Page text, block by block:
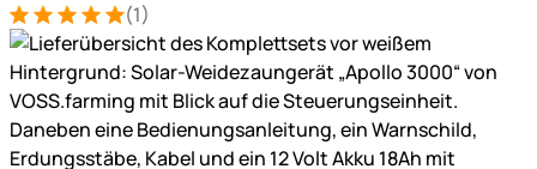
Bewertung: 5 von 5 (1 Bewertungen)
1 Bewertung (1)
Produktgalerie